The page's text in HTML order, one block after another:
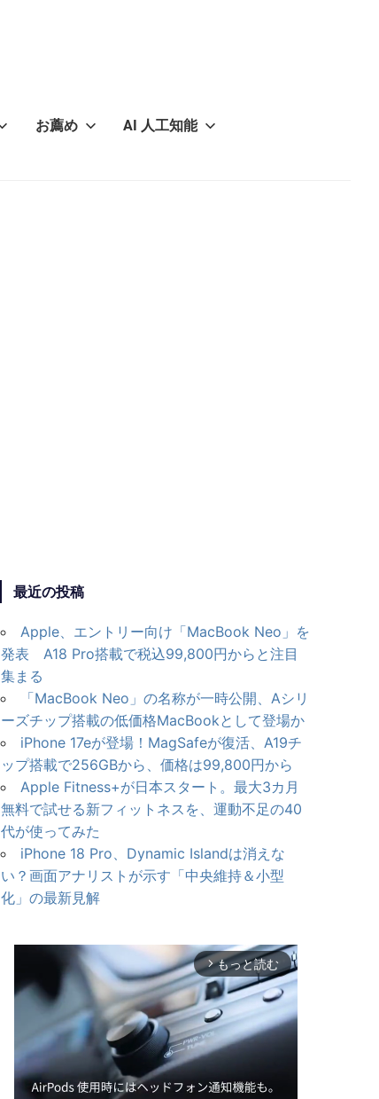
お薦め AI 人工知能
最近の投稿
Apple、エントリー向け「MacBook Neo」を
発表 A18 Pro搭載で税込99,800円からと注目
集まる
「MacBook Neo」の名称が一時公開、Aシリ
ーズチップ搭載の低価格MacBookとして登場か
iPhone 17eが登場！MagSafeが復活、A19チ
ップ搭載で256GBから、価格は99,800円から
Apple Fitness+が日本スタート。最大3カ月
無料で試せる新フィットネスを、運動不足の40
代が使ってみた
iPhone 18 Pro、Dynamic Islandは消えな
い？画面アナリストが示す「中央維持＆小型
化」の最新見解
arrow_forward_ios もっと読む